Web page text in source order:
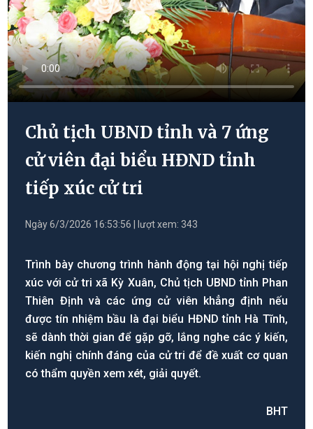
Chủ tịch UBND tỉnh và 7 ứng
cử viên đại biểu HĐND tỉnh
tiếp xúc cử tri
Ngày 6/3/2026 16:53:56 | lượt xem: 343
Trình bày chương trình hành động tại hội nghị tiếp
xúc với cử tri xã Kỳ Xuân, Chủ tịch UBND tỉnh Phan
Thiên Định và các ứng cử viên khẳng định nếu
được tín nhiệm bầu là đại biểu HĐND tỉnh Hà Tĩnh,
sẽ dành thời gian để gặp gỡ, lắng nghe các ý kiến,
kiến nghị chính đáng của cử tri để đề xuất cơ quan
có thẩm quyền xem xét, giải quyết.
BHT